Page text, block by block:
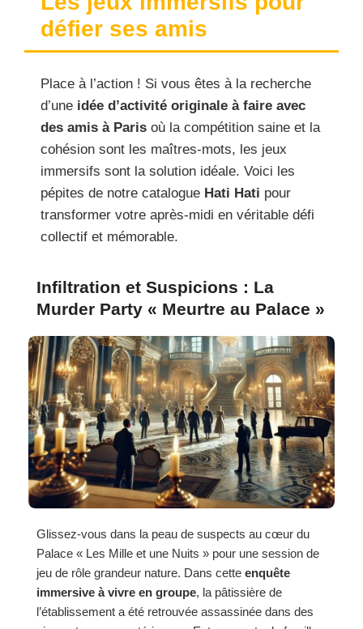
défier ses amis
Place à l’action ! Si vous êtes à la recherche
d’une idée d’activité originale à faire avec
des amis à Paris où la compétition saine et la
cohésion sont les maîtres-mots, les jeux
immersifs sont la solution idéale. Voici les
pépites de notre catalogue Hati Hati pour
transformer votre après-midi en véritable défi
collectif et mémorable.
Infiltration et Suspicions : La
Murder Party « Meurtre au Palace »
Glissez-vous dans la peau de suspects au cœur du
Palace « Les Mille et une Nuits » pour une session de
jeu de rôle grandeur nature. Dans cette enquête
immersive à vivre en groupe, la pâtissière de
l’établissement a été retrouvée assassinée dans des